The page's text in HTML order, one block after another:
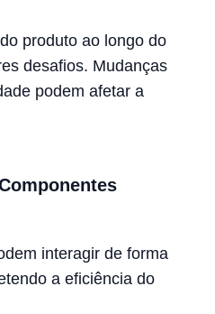
produto ao longo do
desafios. Mudanças
podem afetar a
interagir de forma
a eficiência do